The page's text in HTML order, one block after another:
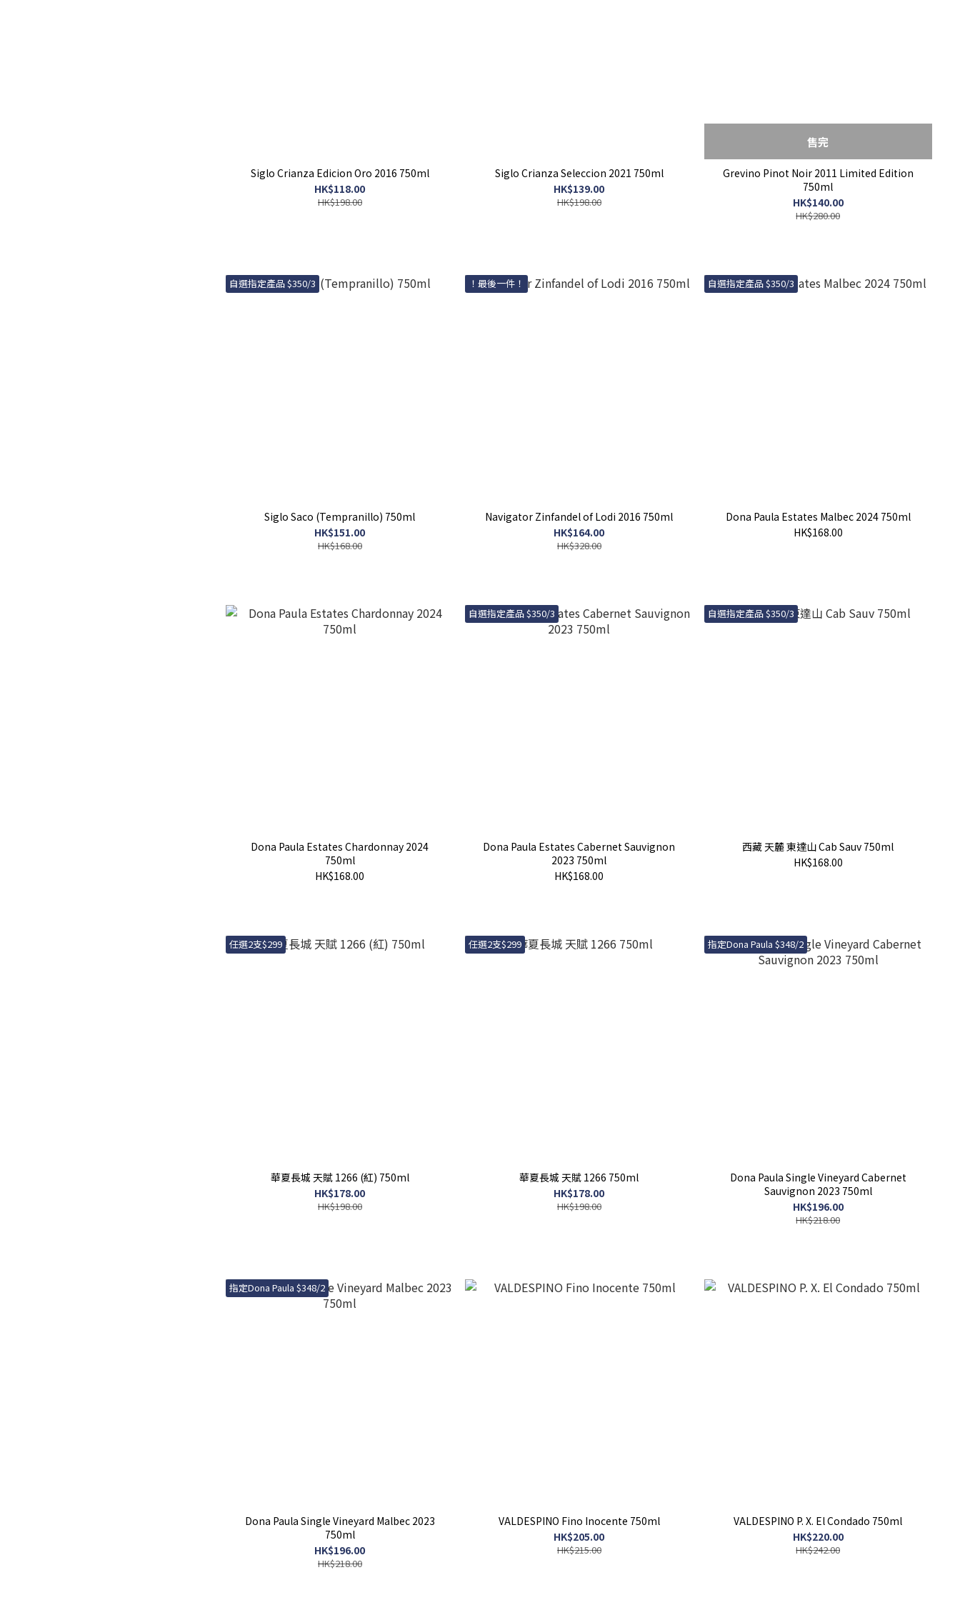
Siglo Crianza Edicion Oro 2016 750ml
HK$118.00
HK$198.00
Siglo Crianza Seleccion 2021 750ml
HK$139.00
HK$198.00
售完
Grevino Pinot Noir 2011 Limited Edition
750ml
HK$140.00
HK$280.00
自選指定產品 $350/3
Siglo Saco (Tempranillo) 750ml
HK$151.00
HK$168.00
！最後一件！
Navigator Zinfandel of Lodi 2016 750ml
HK$164.00
HK$328.00
自選指定產品 $350/3
Dona Paula Estates Malbec 2024 750ml
HK$168.00
Dona Paula Estates Chardonnay 2024
750ml
HK$168.00
自選指定產品 $350/3
Dona Paula Estates Cabernet Sauvignon
2023 750ml
HK$168.00
自選指定產品 $350/3
西藏 天麓 東達山 Cab Sauv 750ml
HK$168.00
任選2支$299
華夏長城 天賦 1266 (紅) 750ml
HK$178.00
HK$198.00
任選2支$299
華夏長城 天賦 1266 750ml
HK$178.00
HK$198.00
指定Dona Paula $348/2
Dona Paula Single Vineyard Cabernet
Sauvignon 2023 750ml
HK$196.00
HK$218.00
指定Dona Paula $348/2
Dona Paula Single Vineyard Malbec 2023
750ml
HK$196.00
HK$218.00
VALDESPINO Fino Inocente 750ml
HK$205.00
HK$215.00
VALDESPINO P. X. El Condado 750ml
HK$220.00
HK$242.00